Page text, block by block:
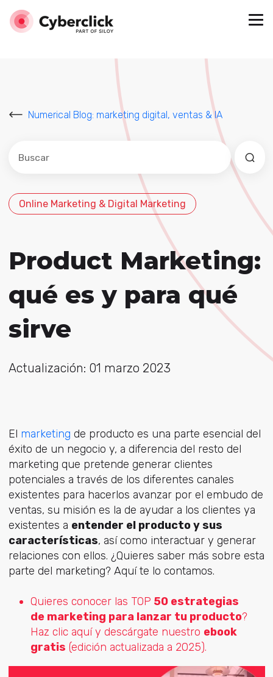
Numerical Blog: marketing digital, ventas & IA
Este es un campo de búsqueda con una función de
No hay sugerencias porque el campo de
Online Marketing & Digital Marketing
Product Marketing:
qué es y para qué
sirve
Actualización: 01 marzo 2023
El marketing de producto es una parte esencial del
éxito de un negocio y, a diferencia del resto del
marketing que pretende generar clientes
potenciales a través de los diferentes canales
existentes para hacerlos avanzar por el embudo de
ventas, su misión es la de ayudar a los clientes ya
existentes a entender el producto y sus
características, así como interactuar y generar
relaciones con ellos. ¿Quieres saber más sobre esta
parte del marketing? Aquí te lo contamos.
Quieres conocer las TOP 50 estrategias
de marketing para lanzar tu producto?
Haz clic aquí y descárgate nuestro ebook
gratis (edición actualizada a 2025).